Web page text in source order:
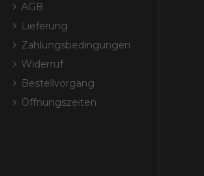
AGB
Lieferung
Zahlungsbedingungen
Widerruf
Bestellvorgang
Öffnungszeiten